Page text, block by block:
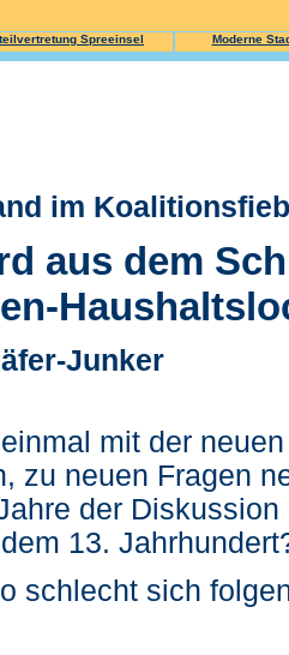
Spreeinsel Moderne
im
aus dem
Junker
mit der
zu neuen Fragen
der
13.
schlecht sich